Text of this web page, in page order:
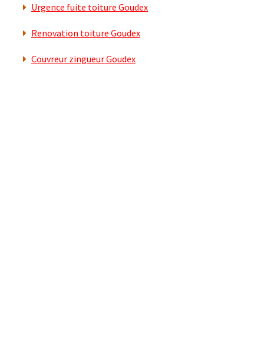
Urgence fuite toiture Goudex
Renovation toiture Goudex
Couvreur zingueur Goudex